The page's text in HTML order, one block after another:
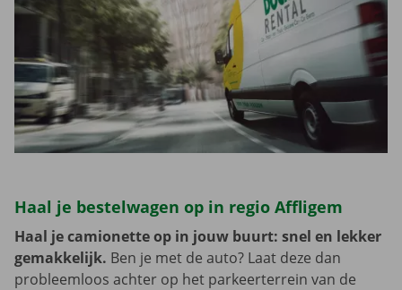
Haal je bestelwagen op in regio Affligem
Haal je camionette op in jouw buurt: snel en lekker
gemakkelijk. Ben je met de auto? Laat deze dan
probleemloos achter op het parkeerterrein van de